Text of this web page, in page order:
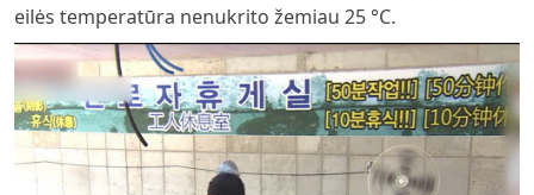
eilės temperatūra nenukrito žemiau 25 °C.